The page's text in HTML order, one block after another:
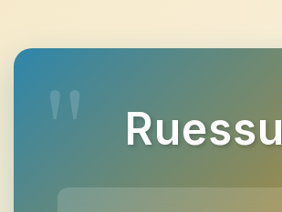
Ruessu